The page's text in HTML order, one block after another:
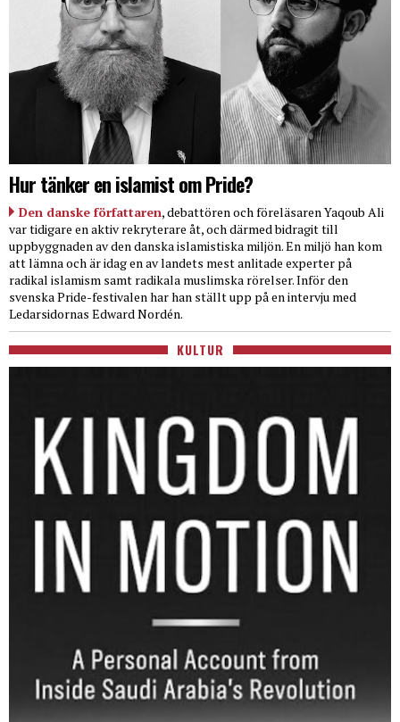
Hur tänker en islamist om Pride?
Den danske författaren, debattören och föreläsaren Yaqoub Ali
var tidigare en aktiv rekryterare åt, och därmed bidragit till
uppbyggnaden av den danska islamistiska miljön. En miljö han kom
att lämna och är idag en av landets mest anlitade experter på
radikal islamism samt radikala muslimska rörelser. Inför den
svenska Pride-festivalen har han ställt upp på en intervju med
Ledarsidornas Edward Nordén.
KULTUR